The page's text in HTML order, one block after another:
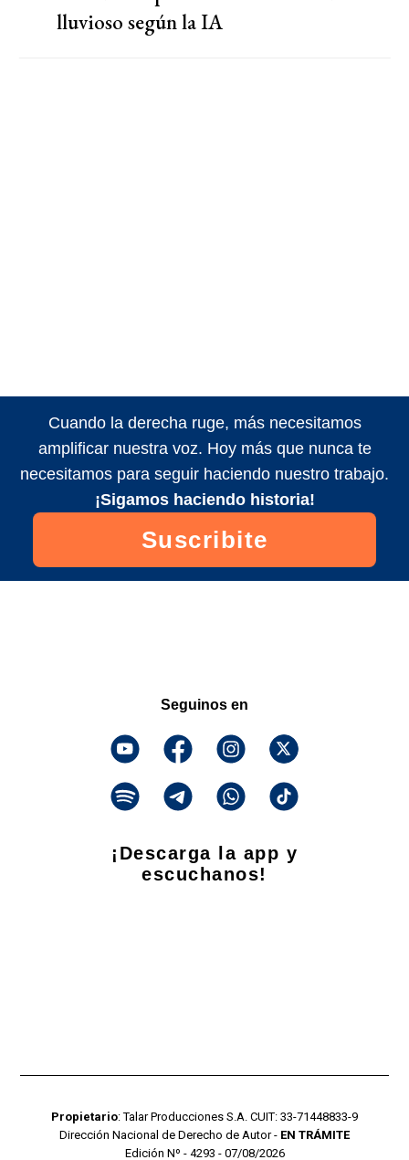
lluvioso según la IA
Cuando la derecha ruge, más necesitamos
amplificar nuestra voz. Hoy más que nunca te
necesitamos para seguir haciendo nuestro trabajo.
¡Sigamos haciendo historia!
Suscribite
Seguinos en
¡Descarga la app y
escuchanos!
Propietario: Talar Producciones S.A. CUIT: 33-71448833-9
Dirección Nacional de Derecho de Autor - EN TRÁMITE
Edición Nº - 4293 - 07/08/2026